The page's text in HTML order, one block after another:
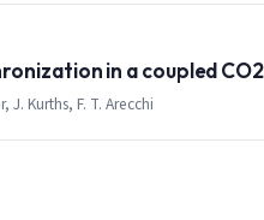
in a coupled
J. Kurths, F. T. Arecchi